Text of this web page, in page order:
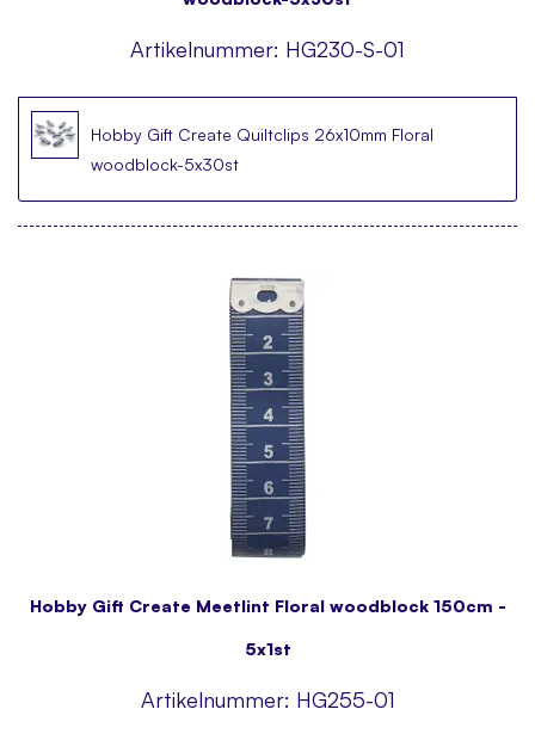
Artikelnummer: HG230-S-01
Hobby Gift Create Quiltclips 26x10mm Floral
woodblock-5x30st
Hobby Gift Create Meetlint Floral woodblock 150cm -
5x1st
Artikelnummer: HG255-01